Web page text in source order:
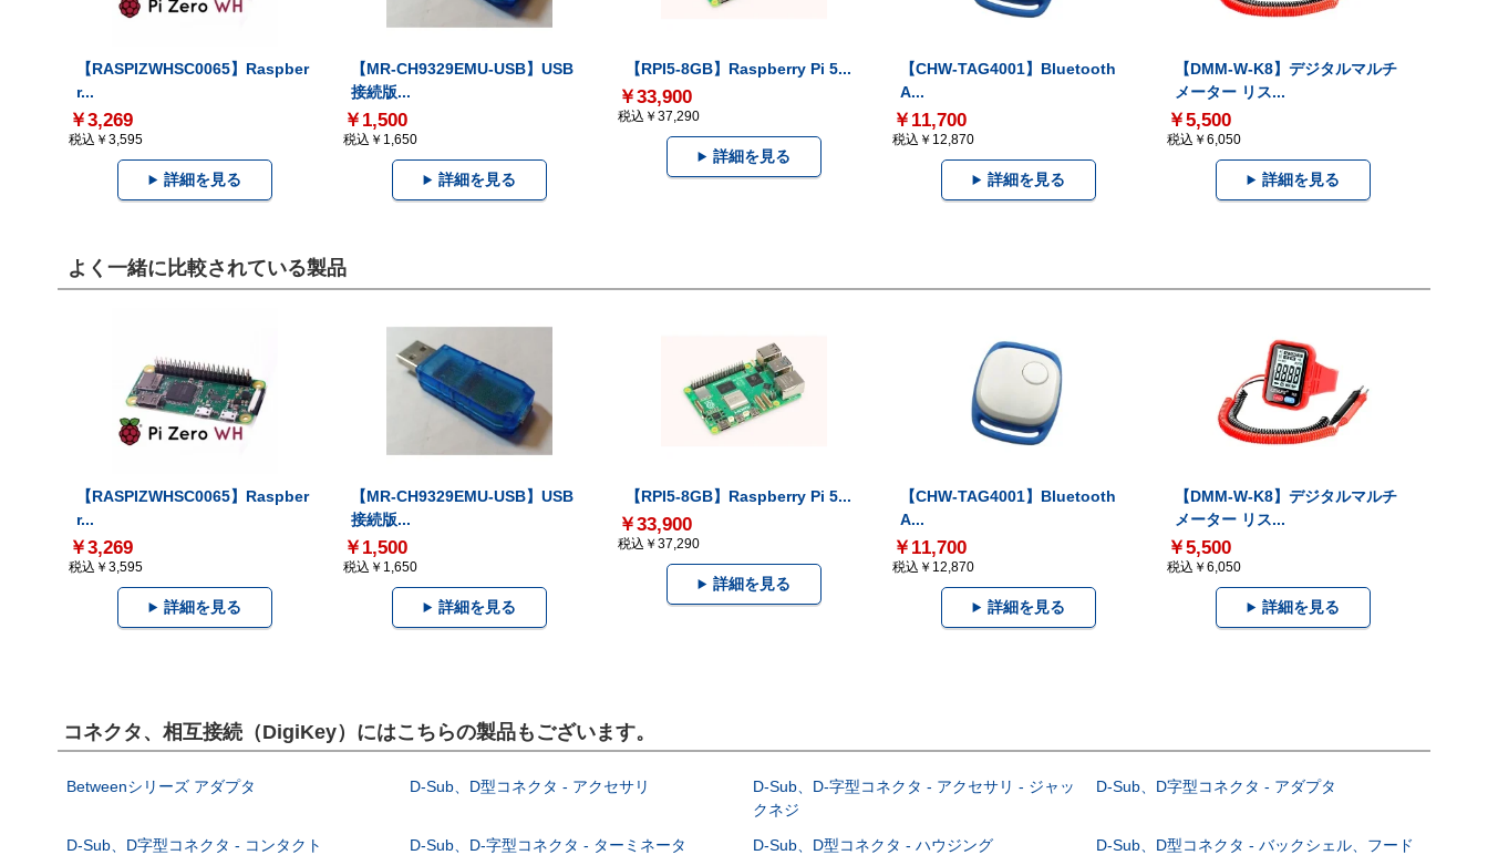
【RASPIZWHSC0065】Raspber
r...
￥3,269
税込￥3,595
詳細を見る
【MR-CH9329EMU-USB】USB
接続版...
￥1,500
税込￥1,650
詳細を見る
【RPI5-8GB】Raspberry Pi 5...
￥33,900
税込￥37,290
詳細を見る
【CHW-TAG4001】Bluetooth
A...
￥11,700
税込￥12,870
詳細を見る
【DMM-W-K8】デジタルマルチ
メーター リス...
￥5,500
税込￥6,050
詳細を見る
よく一緒に比較されている製品
【RASPIZWHSC0065】Raspber
r...
￥3,269
税込￥3,595
詳細を見る
【MR-CH9329EMU-USB】USB
接続版...
￥1,500
税込￥1,650
詳細を見る
【RPI5-8GB】Raspberry Pi 5...
￥33,900
税込￥37,290
詳細を見る
【CHW-TAG4001】Bluetooth
A...
￥11,700
税込￥12,870
詳細を見る
【DMM-W-K8】デジタルマルチ
メーター リス...
￥5,500
税込￥6,050
詳細を見る
コネクタ、相互接続（DigiKey）にはこちらの製品もございます。
Betweenシリーズ アダプタ D-Sub、D型コネクタ - アクセサリ
D-Sub、D-字型コネクタ - アクセサリ - ジャッ
クネジ
D-Sub、D字型コネクタ - アダプタ
D-Sub、D字型コネクタ - コンタクト D-Sub、D-字型コネクタ - ターミネータ D-Sub、D型コネクタ - ハウジング
D-Sub、D型コネクタ - バックシェル、フード